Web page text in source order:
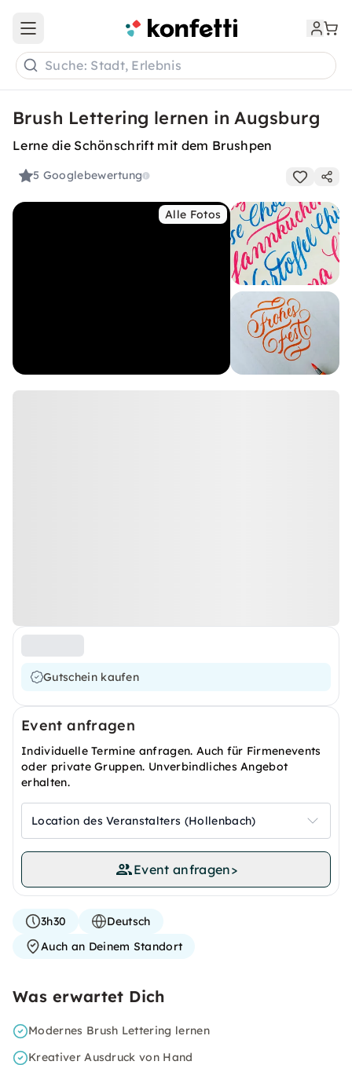
Open main menu
Suche: Stadt, Erlebnis
Brush Lettering lernen in Augsburg
Lerne die Schönschrift mit dem Brushpen
5 Googlebewertung
Alle Fotos
Gutschein kaufen
Event anfragen
Individuelle Termine anfragen. Auch für Firmenevents
oder private Gruppen. Unverbindliches Angebot
erhalten.
Location des Veranstalters (Hollenbach)
Event anfragen>
3h30
Deutsch
Auch an Deinem Standort
Was erwartet Dich
Modernes Brush Lettering lernen
Kreativer Ausdruck von Hand